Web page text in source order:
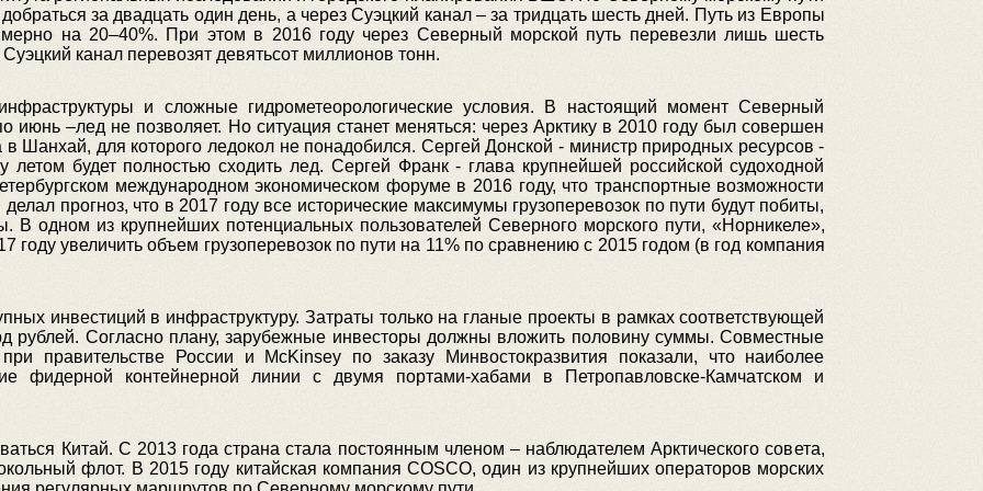
за двадцать один день, а через Суэцкий канал – за тридцать шесть дней. Путь из Европы
на 20–40%. При этом в 2016 году через Северный морской путь перевезли лишь шесть
канал перевозят девятьсот миллионов тонн.
и сложные гидрометеорологические условия. В настоящий момент Северный
июнь –лед не позволяет. Но ситуация станет меняться: через Арктику в 2010 году был совершен
Шанхай, для которого ледокол не понадобился. Сергей Донской - министр природных ресурсов -
летом будет полностью сходить лед. Сергей Франк - глава крупнейшей российской судоходной
международном экономическом форуме в 2016 году, что транспортные возможности
прогноз, что в 2017 году все исторические максимумы грузоперевозок по пути будут побиты,
одном из крупнейших потенциальных пользователей Северного морского пути, «Норникеле»,
году увеличить объем грузоперевозок по пути на 11% по сравнению с 2015 годом (в год компания
инвестиций в инфраструктуру. Затраты только на гланые проекты в рамках соответствующей
рублей. Согласно плану, зарубежные инвесторы должны вложить половину суммы. Совместные
правительстве России и McKinsey по заказу Минвостокразвития показали, что наиболее
фидерной контейнерной линии с двумя портами-хабами в Петропавловске-Камчатском и
Китай. С 2013 года страна стала постоянным членом – наблюдателем Арктического совета,
флот. В 2015 году китайская компания COSCO, один из крупнейших операторов морских